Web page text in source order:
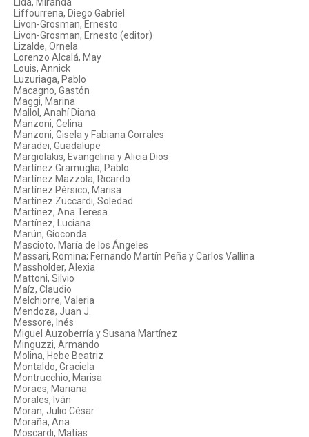
Liffourrena, Diego Gabriel
Livon-Grosman, Ernesto
Livon-Grosman, Ernesto (editor)
Lizalde, Ornela
Lorenzo Alcalá, May
Louis, Annick
Luzuriaga, Pablo
Macagno, Gastón
Maggi, Marina
Mallol, Anahí Diana
Manzoni, Celina
Manzoni, Gisela y Fabiana Corrales
Maradei, Guadalupe
Margiolakis, Evangelina y Alicia Dios
Martínez Gramuglia, Pablo
Martínez Mazzola, Ricardo
Martínez Pérsico, Marisa
Martínez Zuccardi, Soledad
Martínez, Ana Teresa
Martínez, Luciana
Marún, Gioconda
Mascioto, María de los Ángeles
Massari, Romina; Fernando Martín Peña y Carlos Vallina
Massholder, Alexia
Mattoni, Silvio
Maíz, Claudio
Melchiorre, Valeria
Mendoza, Juan J.
Messore, Inés
Miguel Auzoberría y Susana Martínez
Minguzzi, Armando
Molina, Hebe Beatriz
Montaldo, Graciela
Montrucchio, Marisa
Moraes, Mariana
Morales, Iván
Moran, Julio César
Moraña, Ana
Moscardi, Matías